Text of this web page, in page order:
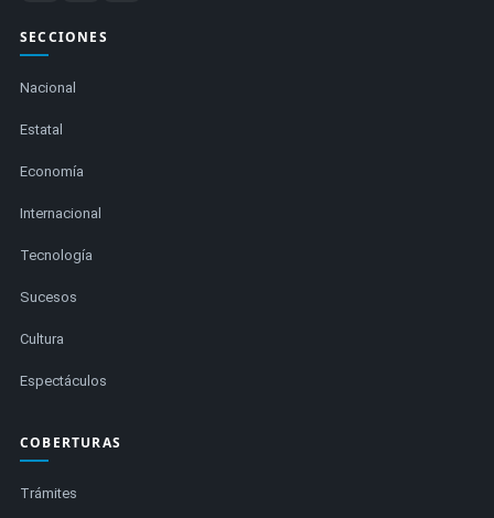
SECCIONES
Nacional
Estatal
Economía
Internacional
Tecnología
Sucesos
Cultura
Espectáculos
COBERTURAS
Trámites